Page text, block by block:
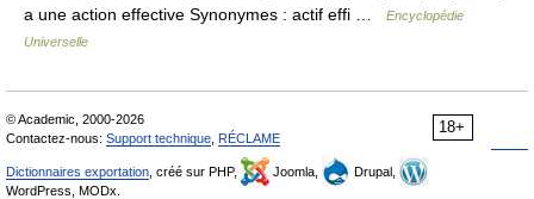
a une action effective Synonymes : actif effi …
Encyclopédie
Universelle
18+
© Academic, 2000-2026
Contactez-nous: Support technique RÉCLAME
Dictionnaires exportation , créé sur PHP, Joomla,
Drupal,
WordPress, MODx.